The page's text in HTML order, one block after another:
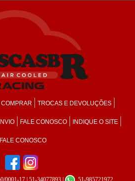
TROCAS E DEVOLUÇÕES
FALE CONOSCO INDIQUE O SITE
FALE CONOSCO
0001-17 | 51-34077893 | 51-985721972